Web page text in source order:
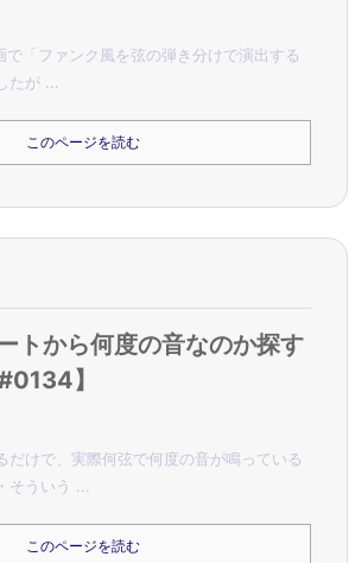
で「ファンク風を弦の弾き分けで演出する
が ...
このページを読む
トから何度の音なのか探す
】
だけで、実際何弦で何度の音が鳴っている
ういう ...
このページを読む